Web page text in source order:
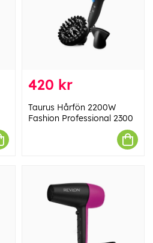
420 kr
Taurus Hårfön 2200W
Fashion Professional 2300